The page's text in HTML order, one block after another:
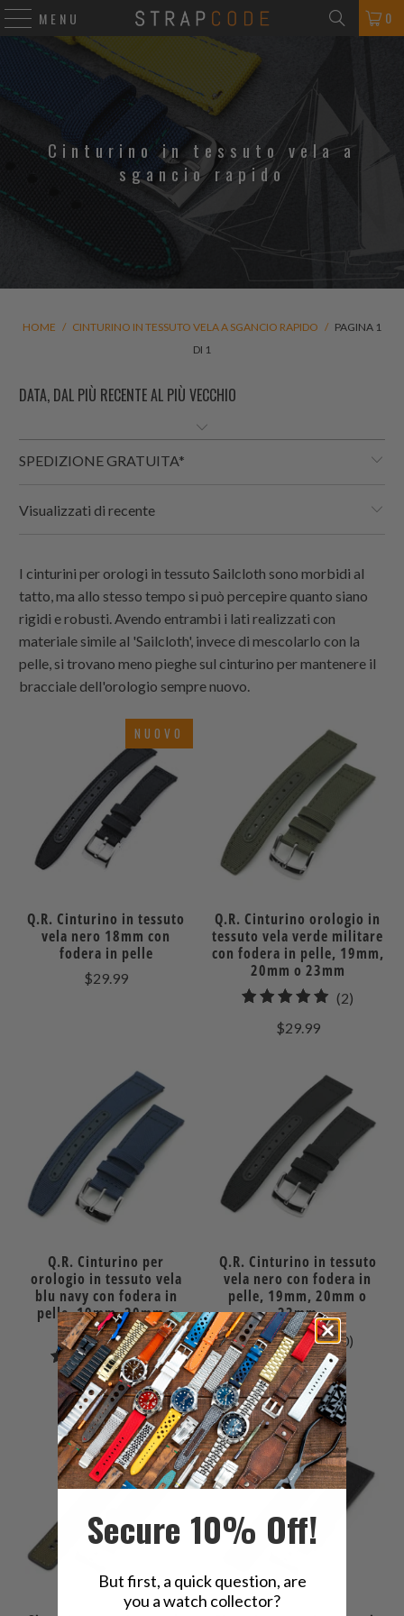
MENU 0
Cinturino in tessuto vela a
sgancio rapido
HOME / CINTURINO IN TESSUTO VELA A SGANCIO RAPIDO / PAGINA 1
DI 1
SPEDIZIONE GRATUITA*
Visualizzati di recente
I cinturini per orologi in tessuto Sailcloth sono morbidi al
tatto, ma allo stesso tempo si può percepire quanto siano
rigidi e robusti. Avendo entrambi i lati realizzati con
materiale simile al 'Sailcloth', invece di mescolarlo con la
pelle, si trovano meno pieghe sul cinturino per mantenere il
bracciale dell'orologio sempre nuovo.
NUOVO
Q.R. Cinturino in tessuto
vela nero 18mm con
fodera in pelle
$29.99
Q.R. Cinturino orologio in
tessuto vela verde militare
con fodera in pelle, 19mm,
20mm o 23mm
(2)
$29.99
Q.R. Cinturino per
orologio in tessuto vela
blu navy con fodera in
pelle, 19mm, 20mm o
23mm
(1)1
recensioni
totali
$29.99
Q.R. Cinturino in tessuto
vela nero con fodera in
pelle, 19mm, 20mm o
23mm
(0)
$29.99
Secure 10% Off!
But first, a quick question, are
you a watch collector?